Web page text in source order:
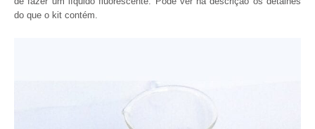
do que o kit contém.